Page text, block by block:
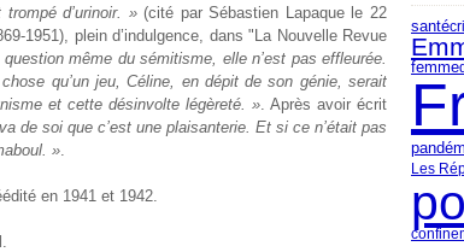
d’urinoir. »(cité par Sébastien Lapaque le 22
1951), plein d’indulgence, dans "La Nouvelle Revue
même du sémitisme, elle n’est pas effleurée.
qu’un jeu, Céline, en dépit de son génie, serait
et cette désinvolte légèreté. ». Après avoir écrit
de soi que c’est une plaisanterie. Et si ce n’était pas
».
en 1941 et 1942.
Mai
Juin
Mai
Juin
Mai
Juin
Mai
Juin
Mai
santé
femme
Les